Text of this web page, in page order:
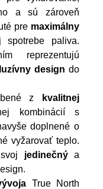
a sú zároveň
pre maximálny
paliva.
reprezentujú
design do
z
kvalitnej
kombinácií s
doplnené o
vyžarovať teplo.
jedinečnýa
True North